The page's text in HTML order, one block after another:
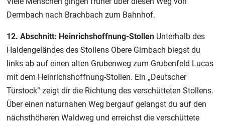
Dermbach nach Brachbach zum Bahnhof.
12. Abschnitt: Heinrichshoffnung-Stollen Unterhalb des
Haldengeländes des Stollens Obere Girnbach biegst du
links ab auf einen alten Grubenweg zum Grubenfeld Lucas
mit dem Heinrichshoffnung-Stollen. Ein „Deutscher
Türstock“ zeigt dir die Richtung des verschütteten Stollens.
Über einen naturnahen Weg bergauf gelangst du auf den
nächsthöheren Waldweg und erreichst die verschüttete